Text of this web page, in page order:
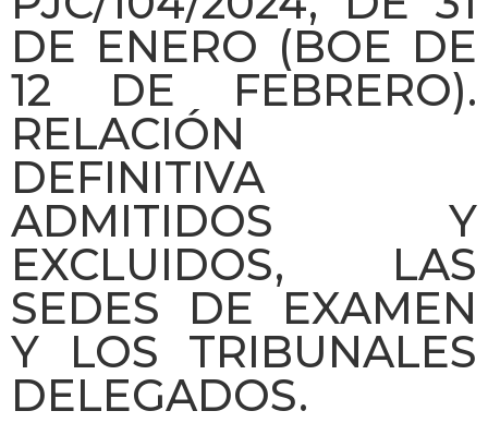
DE ENERO (BOE DE
12 DE FEBRERO).
RELACIÓN
DEFINITIVA
ADMITIDOS Y
EXCLUIDOS, LAS
SEDES DE EXAMEN
Y LOS TRIBUNALES
DELEGADOS.